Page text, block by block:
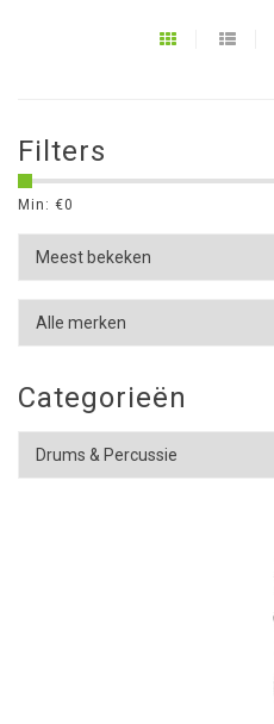
Filters
Min: €0
Categorieën